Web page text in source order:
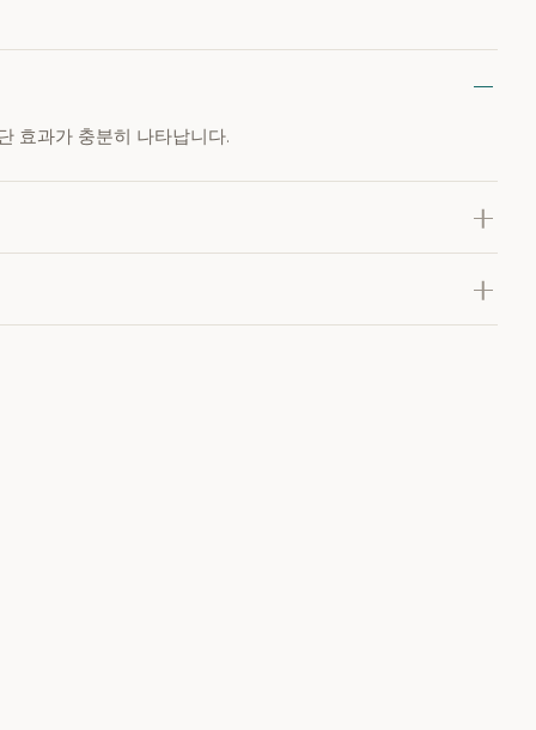
효과가 충분히 나타납니다.